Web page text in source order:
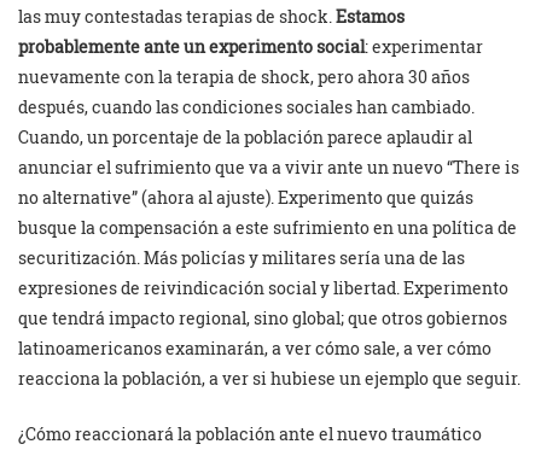
las muy contestadas terapias de shock.Estamos
probablemente ante un experimento social: experimentar
nuevamente con la terapia de shock, pero ahora 30 años
después, cuando las condiciones sociales han cambiado.
Cuando, un porcentaje de la población parece aplaudir al
anunciar el sufrimiento que va a vivir ante un nuevo “There is
no alternative” (ahora al ajuste). Experimento que quizás
busque la compensación a este sufrimiento en una política de
securitización. Más policías y militares sería una de las
expresiones de reivindicación social y libertad. Experimento
que tendrá impacto regional, sino global; que otros gobiernos
latinoamericanos examinarán, a ver cómo sale, a ver cómo
reacciona la población, a ver si hubiese un ejemplo que seguir.
¿Cómo reaccionará la población ante el nuevo traumático